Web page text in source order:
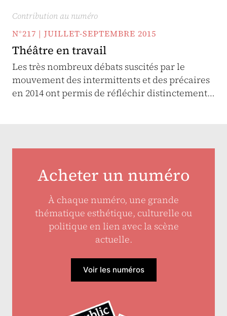
Contribution au numéro
N°217 | JUILLET-SEPTEMBRE 2015
Théâtre en travail
Les très nombreux débats suscités par le
mouvement des intermittents et des précaires
en 2014 ont permis de réfléchir distinctement…
Acheter un numéro
À chaque numéro, une grande
thématique esthétique, culturelle ou
politique en lien avec la scène
actuelle.
Voir les numéros